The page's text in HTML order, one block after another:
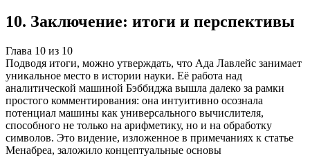
10. Заключение: итоги и перспективы
Глава 10 из 10
Подводя итоги, можно утверждать, что Ада Лавлейс занимает
уникальное место в истории науки. Её работа над
аналитической машиной Бэббиджа вышла далеко за рамки
простого комментирования: она интуитивно осознала
потенциал машины как универсального вычислителя,
способного не только на арифметику, но и на обработку
символов. Это видение, изложенное в примечаниях к статье
Менабреа, заложило концептуальные основы